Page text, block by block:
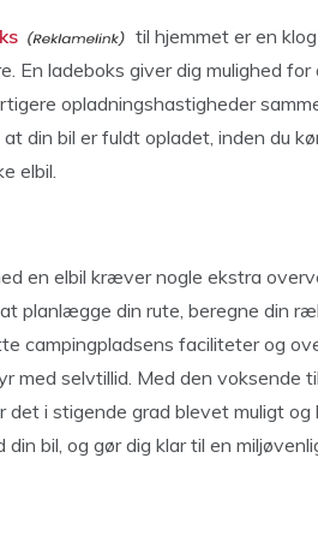
til hjemmet er en
En ladeboks giver dig mulighed
opladningshastigheder
din bil er fuldt opladet, inden du
elbil.
en elbil kræver nogle ekstra
planlægge din rute, beregne din
campingpladsens faciliteter og
med selvtillid. Med den voksende
det i stigende grad blevet muligt
din bil, og gør dig klar til en